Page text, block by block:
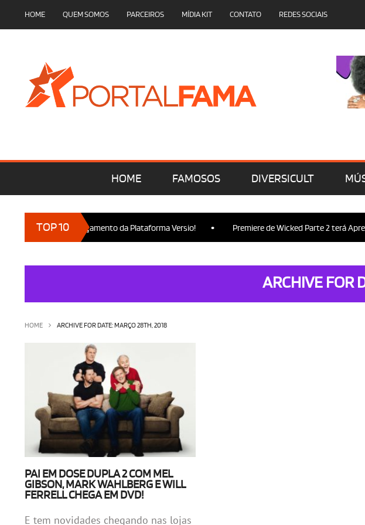
HOME QUEM SOMOS PARCEIROS MÍDIA KIT CONTATO REDES SOCIAIS
HOME FAMOSOS DIVERSICULT
TOP 10
presença no Lançamento da Plataforma Versio! Premiere de Wicked Parte 2 terá
ARCHIVE FOR
HOME ARCHIVE FOR DATE: MARÇO 28TH, 2018
PAI EM DOSE DUPLA 2 COM MEL
GIBSON, MARK WAHLBERG E WILL
FERRELL CHEGA EM DVD!
E tem novidades chegando nas lojas